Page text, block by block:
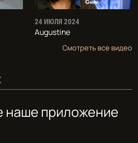
24 ИЮЛЯ 2024
Augustine
Смотреть все видео
наше приложение